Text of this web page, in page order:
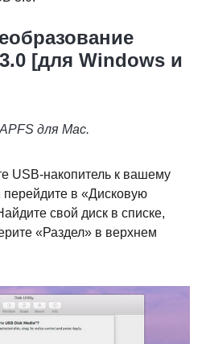
[для Windows и
для Mac.
USB-накопитель к вашему
перейдите в «Дисковую
свой диск в списке,
«Раздел» в верхнем